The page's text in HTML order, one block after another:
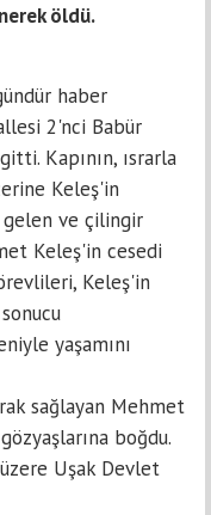
öldü.
haber
2'nci Babür
Kapının, ısrarla
Keleş'in
gelen ve çilingir
Keleş'in cesedi
Keleş'in
yaşamını
sağlayan Mehmet
boğdu.
Uşak Devlet